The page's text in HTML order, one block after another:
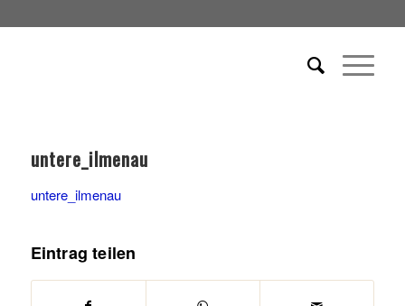
untere_ilmenau
untere_ilmenau
Eintrag teilen